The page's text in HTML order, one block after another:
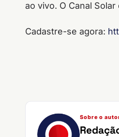
ao vivo. O Canal
Cadastre-se agora:
Sobre o